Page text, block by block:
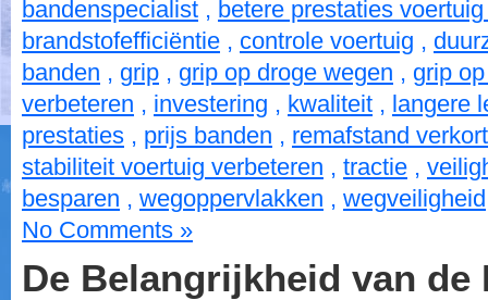
bandenspecialist , betere prestaties
brandstofefficiëntie , controle voertuig ,
banden , grip , grip op droge wegen , grip
verbeteren , investering , kwaliteit , langere
prestaties , prijs banden , remafstand
stabiliteit voertuig verbeteren , tractie ,
besparen , wegoppervlakken , wegveiligheid
No Comments »
De Belangrijkheid van de